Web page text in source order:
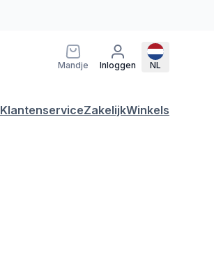
Mandje Inloggen NL
KlantenserviceZakelijkWinkels